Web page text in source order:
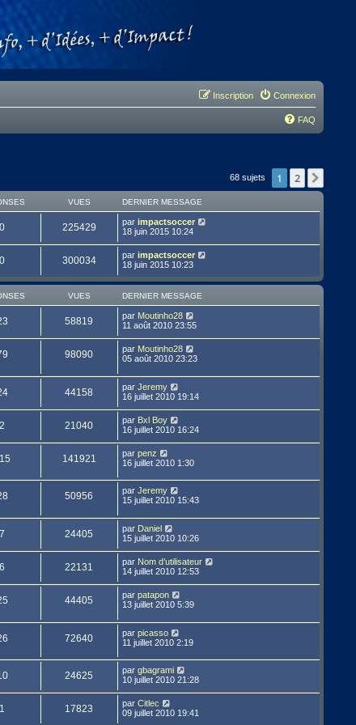
Connexion
Inscription
FAQ
68 sujets 1 2
VUES DERNIER MESSAGE
0 225429 par impactsoccer
18 juin 2015 10:24
0 300034 par impactsoccer
18 juin 2015 10:23
VUES DERNIER MESSAGE
58819 par Moutinho28
11 août 2010 23:55
98090 par Moutinho28
05 août 2010 23:23
44158 par Jeremy
16 juillet 2010 19:14
2 21040 par Bxl Boy
16 juillet 2010 16:24
141921 par penz
16 juillet 2010 1:30
50956 par Jeremy
15 juillet 2010 15:43
7 24405 par Daniel
15 juillet 2010 10:26
6 22131 par Nom d’utilisateur
14 juillet 2010 12:53
44405 par patapon
13 juillet 2010 5:39
72640 par picasso
11 juillet 2010 2:19
24625 par gbagrami
10 juillet 2010 21:28
1 17823 par Citlec
09 juillet 2010 19:41